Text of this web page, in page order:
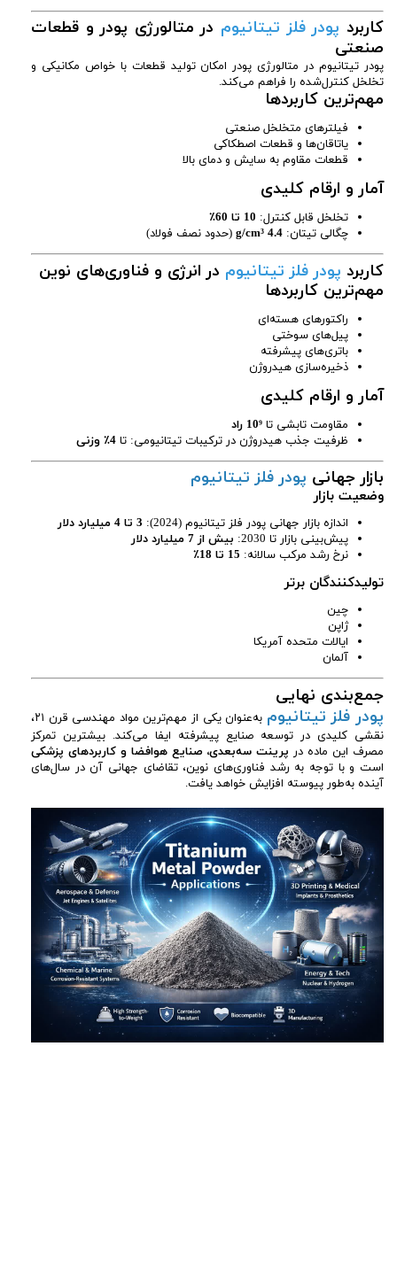
کاربرد پودر فلز تیتانیوم در متالورژی پودر و قطعات
صنعتی
پودر تیتانیوم در متالورژی پودر امکان تولید قطعات با خواص مکانیکی و
تخلخل کنترل‌شده را فراهم می‌کند.
مهم‌ترین کاربردها
فیلترهای متخلخل صنعتی
یاتاقان‌ها و قطعات اصطکاکی
قطعات مقاوم به سایش و دمای بالا
آمار و ارقام کلیدی
تخلخل قابل کنترل: 10 تا 60٪
چگالی تیتان:4.4 g/cm³ (حدود نصف فولاد)
کاربرد پودر فلز تیتانیوم در انرژی و فناوری‌های نوین
مهم‌ترین کاربردها
راکتورهای هسته‌ای
پیل‌های سوختی
باتری‌های پیشرفته
ذخیره‌سازی هیدروژن
آمار و ارقام کلیدی
مقاومت تابشی تا10⁹ راد
ظرفیت جذب هیدروژن در ترکیبات تیتانیومی: تا4٪ وزنی
بازار جهانی پودر فلز تیتانیوم
وضعیت بازار
اندازه بازار جهانی پودر فلز تیتانیوم (2024):
3 تا 4 میلیارد دلار
پیش‌بینی بازار تا 2030:
بیش از 7 میلیارد دلار
نرخ رشد مرکب سالانه: 15 تا 18٪
تولیدکنندگان برتر
چین
ژاپن
ایالات متحده آمریکا
آلمان
جمع‌بندی نهایی
پودر فلز تیتانیوم
به‌عنوان یکی از مهم‌ترین مواد مهندسی قرن ۲۱،
نقشی کلیدی در توسعه صنایع پیشرفته ایفا می‌کند. بیشترین تمرکز
مصرف این ماده در پرینت سه‌بعدی، صنایع هوافضا و کاربردهای پزشکی
است و با توجه به رشد فناوری‌های نوین، تقاضای جهانی آن در سال‌های
آینده به‌طور پیوسته افزایش خواهد یافت.